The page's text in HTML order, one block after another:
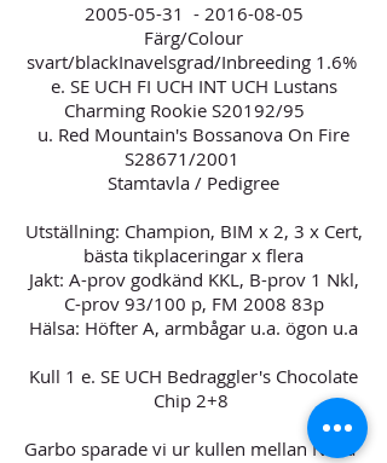
2005-05-31 - 2016-08-05
Färg/Colour
svart/blackInavelsgrad/Inbreeding 1.6%
e. SE UCH FI UCH INT UCH Lustans
Charming Rookie S20192/95
u. Red Mountain's Bossanova On Fire
S28671/2001
Stamtavla / Pedigree
Utställning: Champion, BIM x 2, 3 x Cert,
bästa tikplaceringar x flera
Jakt: A-prov godkänd KKL, B-prov 1 Nkl,
C-prov 93/100 p, FM 2008 83p
Hälsa: Höfter A, armbågar u.a. ögon u.a
Kull 1 e. SE UCH Bedraggler's Chocolate
Chip 2+8
Garbo sparade vi ur kullen mellan Nova